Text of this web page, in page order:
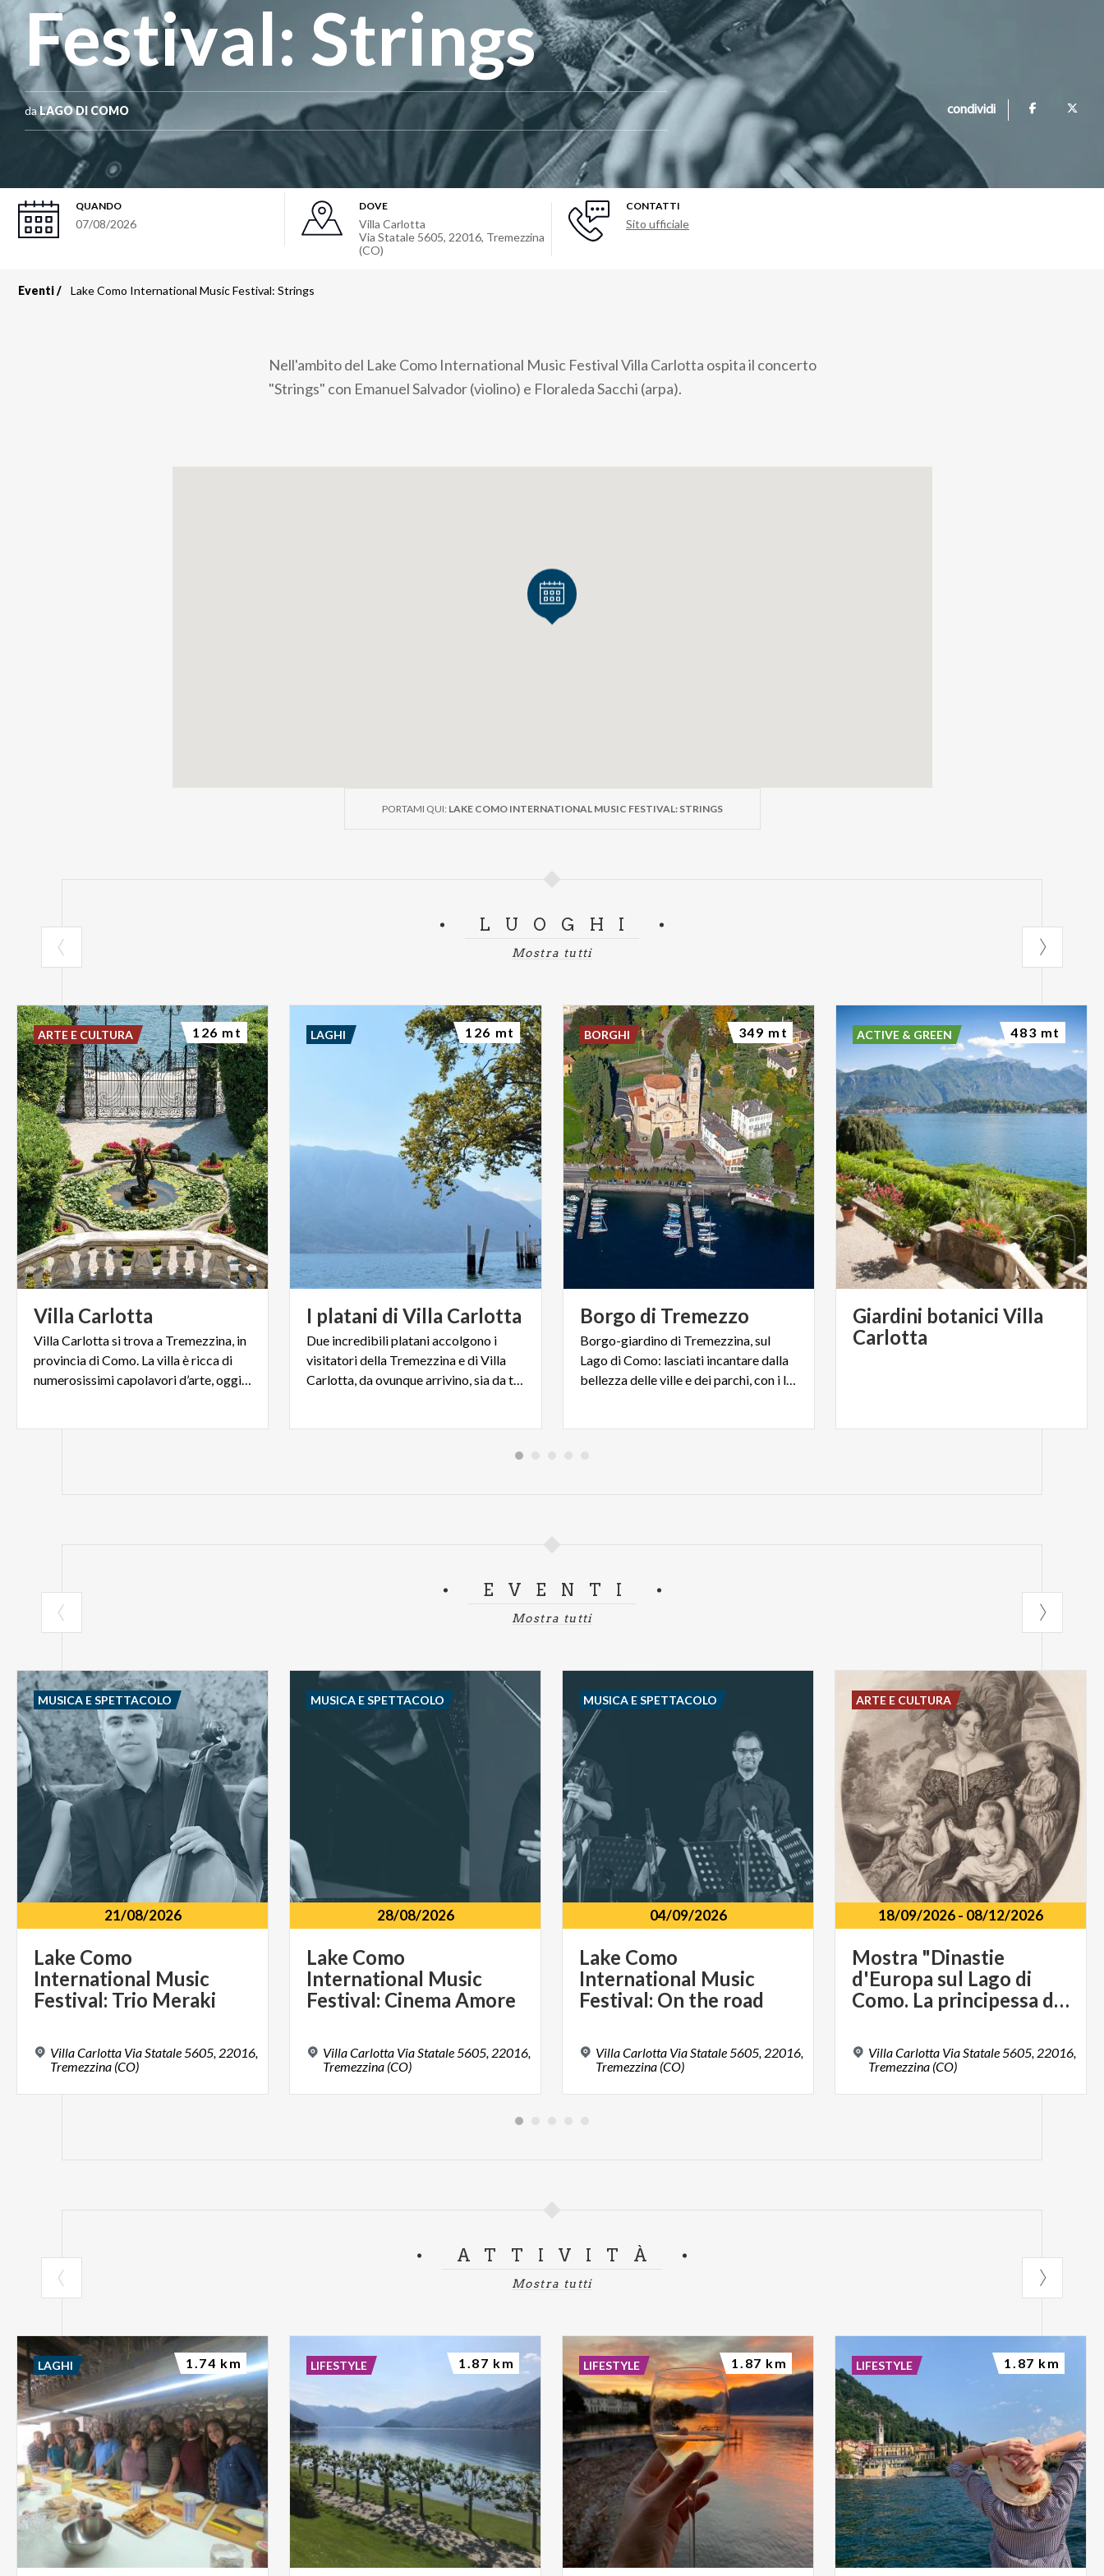
Festival: Strings
daLAGO DI COMO condividi
QUANDO
07/08/2026
DOVE
Villa Carlotta
Via Statale 5605, 22016, Tremezzina
(CO)
CONTATTI
Sito ufficiale
Eventi Lake Como International Music Festival: Strings
Nell'ambito del Lake Como International Music Festival Villa Carlotta ospita il concerto
"Strings" con Emanuel Salvador (violino) e Floraleda Sacchi (arpa).
PORTAMI QUI: LAKE COMO INTERNATIONAL MUSIC FESTIVAL: STRINGS
LUOGHI
Mostra tutti
Villa Carlotta
Villa Carlotta si trova a Tremezzina, in
provincia di Como. La villa è ricca di
numerosissimi capolavori d’arte, oggi esposti all'interno
ARTE E CULTURA 126 mt
I platani di Villa Carlotta
Due incredibili platani accolgono i
visitatori della Tremezzina e di Villa
Carlotta, da ovunque arrivino, sia da terra sia dall’acqua.
LAGHI 126 mt
Borgo di Tremezzo
Borgo-giardino di Tremezzina, sul
Lago di Como: lasciati incantare dalla
bellezza delle ville e dei parchi, con i loro colori e profumi
BORGHI 349 mt
Giardini botanici Villa
Carlotta
ACTIVE & GREEN 483 mt
EVENTI
Mostra tutti
21/08/2026
Lake Como
International Music
Festival: Trio Meraki
Villa Carlotta Via Statale 5605, 22016,
Tremezzina (CO)
MUSICA E SPETTACOLO
28/08/2026
Lake Como
International Music
Festival: Cinema Amore
Villa Carlotta Via Statale 5605, 22016,
Tremezzina (CO)
MUSICA E SPETTACOLO
04/09/2026
Lake Como
International Music
Festival: On the road
Villa Carlotta Via Statale 5605, 22016,
Tremezzina (CO)
MUSICA E SPETTACOLO
18/09/2026- 08/12/2026
Mostra "Dinastie
d'Europa sul Lago di
Como. La principessa d'Olanda e i duchi di Sachsen - Meiningen a Villa Carlotta"
Villa Carlotta Via Statale 5605, 22016,
Tremezzina (CO)
ARTE E CULTURA
ATTIVITÀ
Mostra tutti
LAGHI 1.74 km LIFESTYLE 1.87 km LIFESTYLE 1.87 km LIFESTYLE 1.87 km